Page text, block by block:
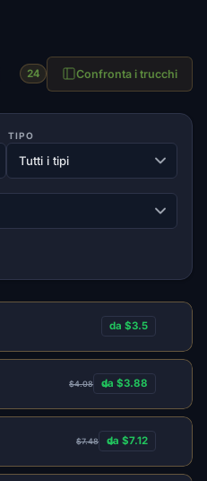
24 Confronta i trucchi
TIPO
da $3.5
$4.08 da $3.88
$7.48 da $7.12